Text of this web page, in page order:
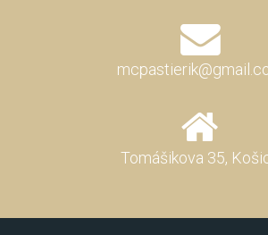
Tomášikova 35,